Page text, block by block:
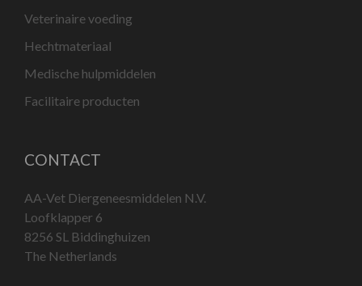
Veterinaire voeding
Hechtmateriaal
Medische hulpmiddelen
Facilitaire producten
CONTACT
AA-Vet Diergeneesmiddelen N.V.
Loofklapper 6
8256 SL Biddinghuizen
The Netherlands